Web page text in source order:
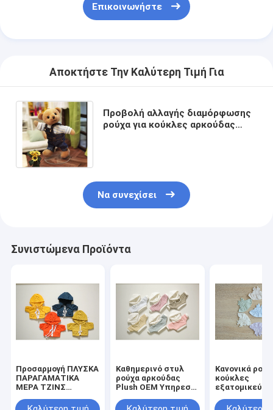
Επικοινωνήστε
Αποκτήστε Την Καλύτερη Τιμή Για
Προβολή αλλαγής διαμόρφωσης
ρούχα για κούκλες αρκούδας
Να συνεχίσει
Συνιστώμενα Προϊόντα
Προσαρμογή ΠΛΥΣΚΑ
ΠΑΡΑΓΑΜΑΤΙΚΑ
ΜΕΡΑ ΤΖΙΝΣ
ΠΑΡΑΓΑΜΑΤΙΚΑ
Καθημερινό στυλ
ρούχα αρκούδας
Plush OEM Υπηρεσία
Κανονικά
κούκλες